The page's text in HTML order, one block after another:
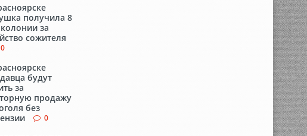
получила 8
за
сожителя
0
будут
за
продажу
без
0